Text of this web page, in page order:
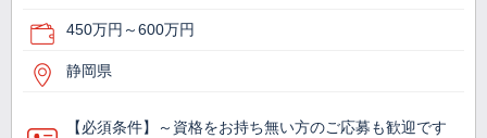
450万円～600万円
静岡県
【必須条件】～資格をお持ち無い方のご応募も歓迎です